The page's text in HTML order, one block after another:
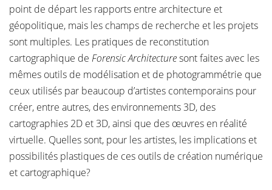
point de départ les rapports entre architecture et
géopolitique, mais les champs de recherche et les projets
sont multiples. Les pratiques de reconstitution
cartographique de Forensic Architecturesont faites avec les
mêmes outils de modélisation et de photogrammétrie que
ceux utilisés par beaucoup d’artistes contemporains pour
créer, entre autres, des environnements 3D, des
cartographies 2D et 3D, ainsi que des œuvres en réalité
virtuelle. Quelles sont, pour les artistes, les implications et
possibilités plastiques de ces outils de création numérique
et cartographique?